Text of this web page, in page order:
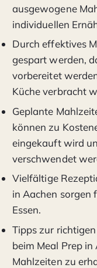
ausgewogene
individuellen
Durch effektives
gespart werden,
vorbereitet
Küche verbracht
Geplante
können zu
eingekauft wird
verschwendet
Vielfältige
in Aachen sorgen
Essen.
Tipps zur
beim Meal Prep
Mahlzeiten zu